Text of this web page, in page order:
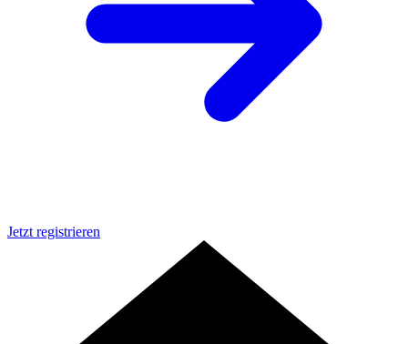
Jetzt registrieren